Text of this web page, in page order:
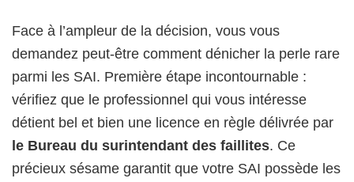
Face à l’ampleur de la décision, vous vous
demandez peut-être comment dénicher la perle rare
parmi les SAI. Première étape incontournable :
vérifiez que le professionnel qui vous intéresse
détient bel et bien une licence en règle délivrée par
le Bureau du surintendant des faillites. Ce
précieux sésame garantit que votre SAI possède les